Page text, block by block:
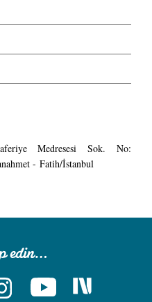
Medresesi Sok. No:
- Fatih/İstanbul